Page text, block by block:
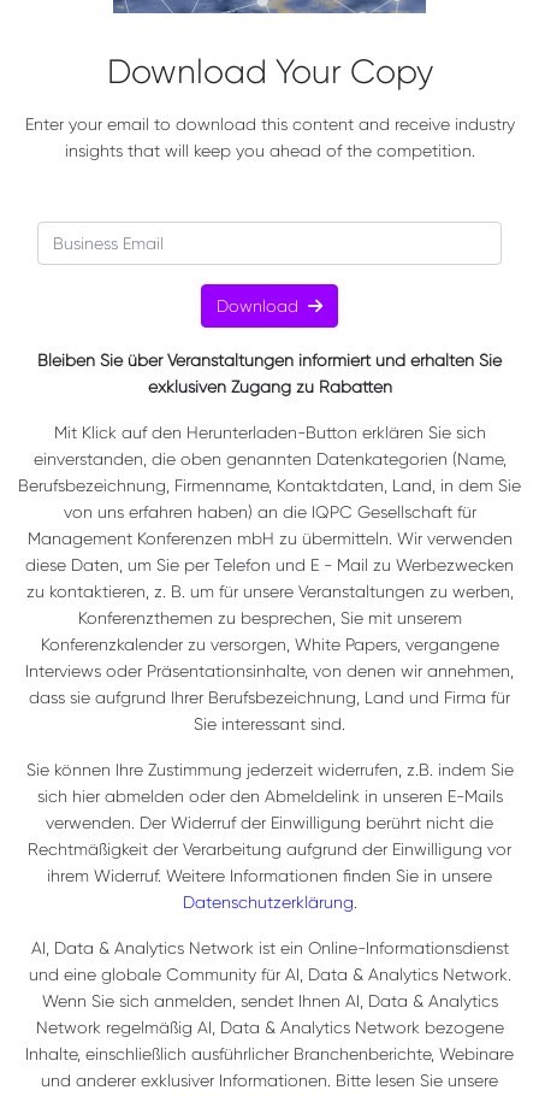
Download Your Copy
Enter your email to download this content and receive industry
insights that will keep you ahead of the competition.
Download
Bleiben Sie über Veranstaltungen informiert und erhalten Sie
exklusiven Zugang zu Rabatten
Mit Klick auf den Herunterladen-Button erklären Sie sich
einverstanden, die oben genannten Datenkategorien (Name,
Berufsbezeichnung, Firmenname, Kontaktdaten, Land, in dem Sie
von uns erfahren haben) an die IQPC Gesellschaft für
Management Konferenzen mbH zu übermitteln. Wir verwenden
diese Daten, um Sie per Telefon und E - Mail zu Werbezwecken
zu kontaktieren, z. B. um für unsere Veranstaltungen zu werben,
Konferenzthemen zu besprechen, Sie mit unserem
Konferenzkalender zu versorgen, White Papers, vergangene
Interviews oder Präsentationsinhalte, von denen wir annehmen,
dass sie aufgrund Ihrer Berufsbezeichnung, Land und Firma für
Sie interessant sind.
Sie können Ihre Zustimmung jederzeit widerrufen, z.B. indem Sie
sich hier abmelden oder den Abmeldelink in unseren E-Mails
verwenden. Der Widerruf der Einwilligung berührt nicht die
Rechtmäßigkeit der Verarbeitung aufgrund der Einwilligung vor
ihrem Widerruf. Weitere Informationen finden Sie in unsere
Datenschutzerklärung
AI, Data & Analytics Network ist ein Online-Informationsdienst
und eine globale Community für AI, Data & Analytics Network.
Wenn Sie sich anmelden, sendet Ihnen AI, Data & Analytics
Network regelmäßig AI, Data & Analytics Network bezogene
Inhalte, einschließlich ausführlicher Branchenberichte, Webinare
und anderer exklusiver Informationen. Bitte lesen Sie unsere